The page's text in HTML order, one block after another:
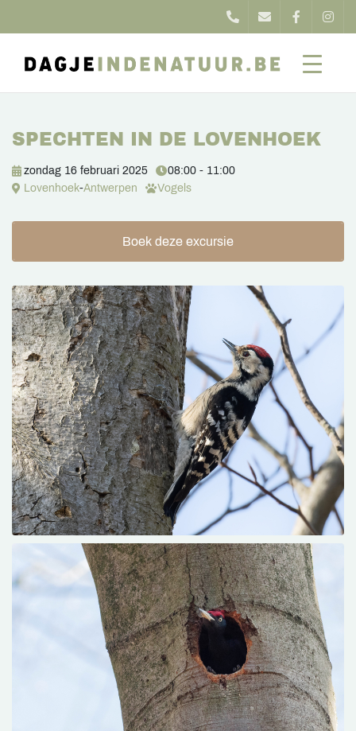
SPECHTEN IN DE LOVENHOEK
zondag 16 februari 2025
08:00 - 11:00
Lovenhoek-Antwerpen Vogels
Boek deze excursie